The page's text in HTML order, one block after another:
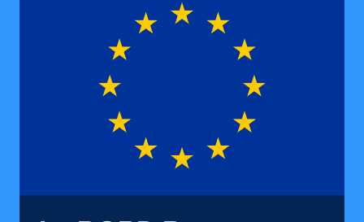
LOCATION
D’ÉQUIPEMENTS
ET
D’ANIMATION